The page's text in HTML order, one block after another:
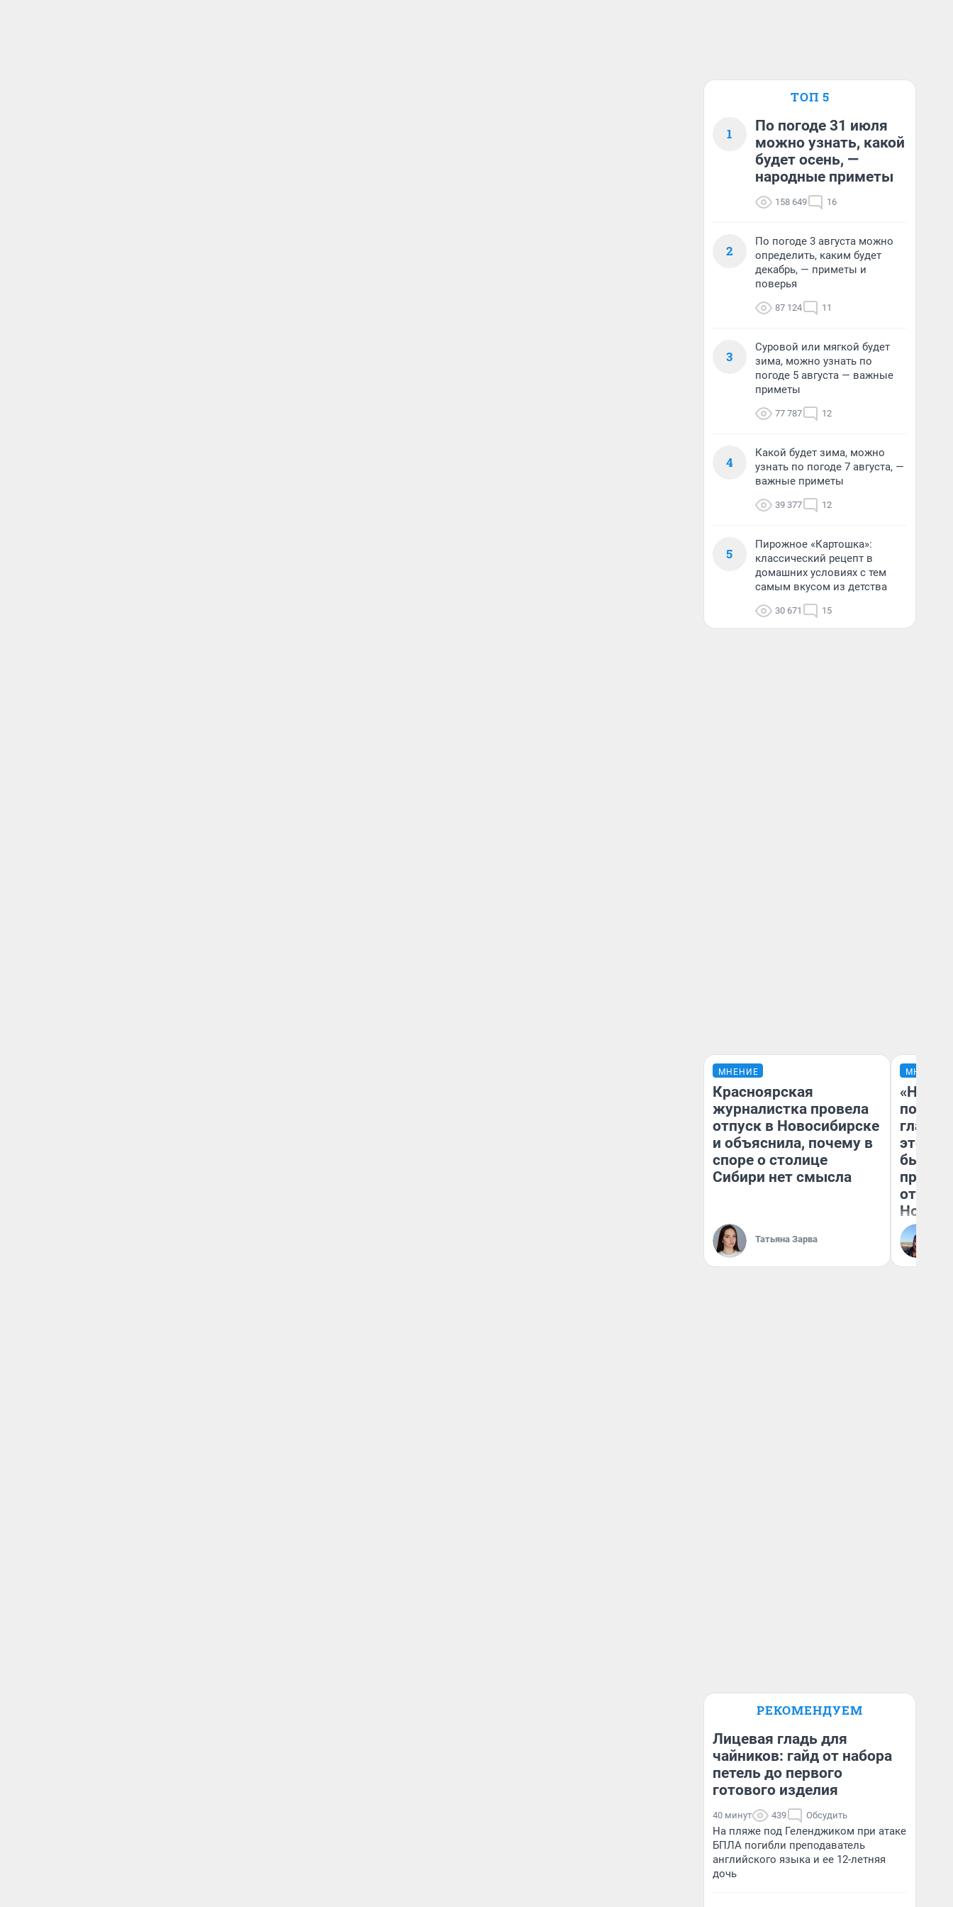
ТОП 5
1
По погоде 31 июля
можно узнать, какой
будет осень, —
народные приметы
158 649 16
2
По погоде 3 августа можно
определить, каким будет
декабрь, — приметы и
поверья
87 124 11
3
Суровой или мягкой будет
зима, можно узнать по
погоде 5 августа — важные
приметы
77 787 12
4
Какой будет зима, можно
узнать по погоде 7 августа, —
важные приметы
39 377 12
5
Пирожное «Картошка»:
классический рецепт в
домашних условиях с тем
самым вкусом из детства
30 671 15
МНЕНИЕ
Красноярская
журналистка провела
отпуск в Новосибирске
и объяснила, почему в
споре о столице
Сибири нет смысла
Татьяна Зарва
МНЕНИЕ
этого
бьет
отзыв
Нолана
РЕКОМЕНДУЕМ
Лицевая гладь для
чайников: гайд от набора
петель до первого
готового изделия
40 минут 439 Обсудить
На пляже под Геленджиком при атаке
БПЛА погибли преподаватель
английского языка и ее 12-летняя
дочь